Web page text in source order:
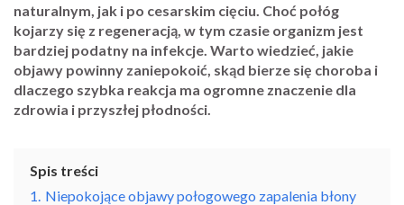
naturalnym, jak i po cesarskim cięciu. Choć połóg
kojarzy się z regeneracją, w tym czasie organizm jest
bardziej podatny na infekcje. Warto wiedzieć, jakie
objawy powinny zaniepokoić, skąd bierze się choroba i
dlaczego szybka reakcja ma ogromne znaczenie dla
zdrowia i przyszłej płodności.
Spis treści
1. Niepokojące objawy połogowego zapalenia błony